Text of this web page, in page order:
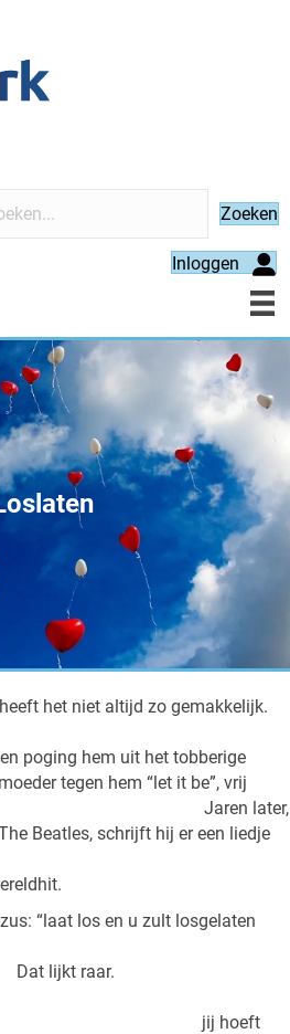
Zoeken
Inloggen
het niet altijd zo gemakkelijk.
uit het tobberige
tegen hem “let it be”, vrij
los. Jaren later,
Beatles, schrijft hij er een liedje
“laat los en u zult losgelaten
raar.